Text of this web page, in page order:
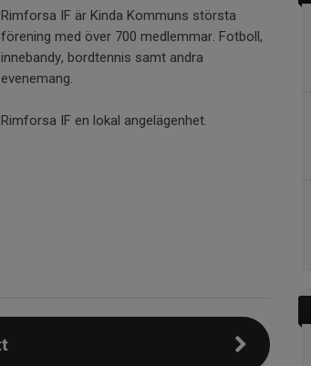
Rimforsa IF är Kinda Kommuns största
förening med över 700 medlemmar. Fotboll,
innebandy, bordtennis samt andra
evenemang.
Rimforsa IF en lokal angelägenhet.